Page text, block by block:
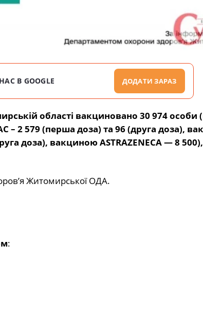
В GOOGLE ДОДАТИ ЗАРАЗ
області вакциновано 30 974
– 2 579 (перша доза) та 96 (друга доза),
доза), вакциною ASTRAZENECA — 8 500
Житомирської ОДА.
: